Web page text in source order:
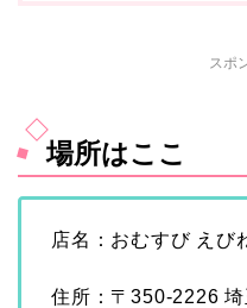
スポ
場所はここ
店名：おむすび えび
住所：〒350-2226